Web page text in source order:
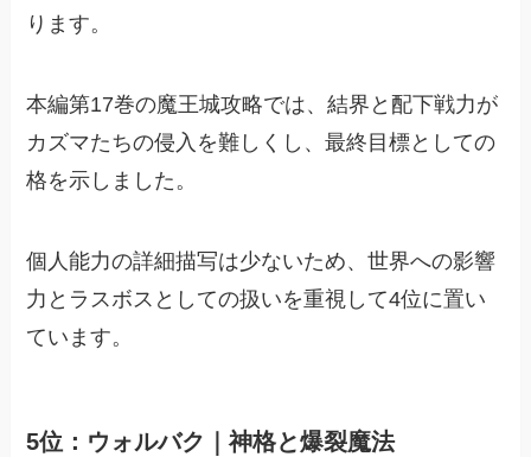
ります。
本編第17巻の魔王城攻略では、結界と配下戦力が
カズマたちの侵入を難しくし、最終目標としての
格を示しました。
個人能力の詳細描写は少ないため、世界への影響
力とラスボスとしての扱いを重視して4位に置い
ています。
5位：ウォルバク｜神格と爆裂魔法